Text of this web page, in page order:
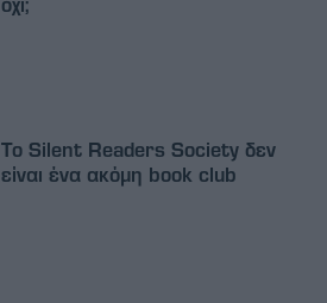
Το Silent Readers Society δεν
είναι ένα ακόμη book club